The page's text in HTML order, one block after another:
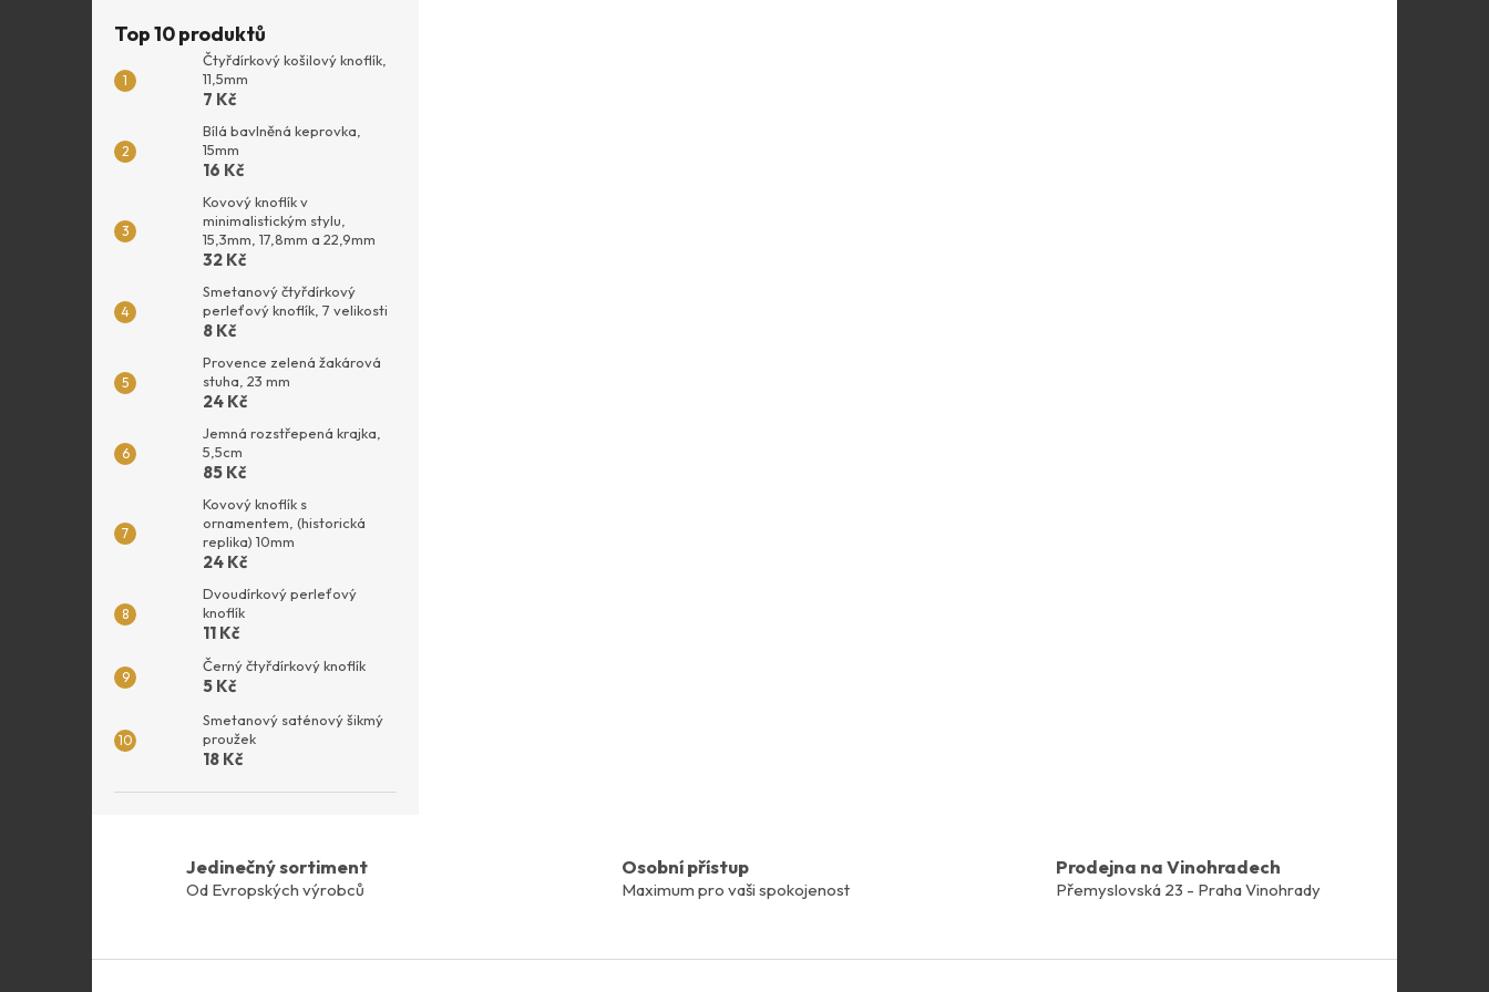
Top 10 produktů
Čtyřdírkový košilový knoflík,
11,5mm
7 Kč
Bílá bavlněná keprovka,
15mm
16 Kč
Kovový knoflík v
minimalistickým stylu,
15,3mm, 17,8mm a 22,9mm
32 Kč
Smetanový čtyřdírkový
perleťový knoflík, 7 velikosti
8 Kč
Provence zelená žakárová
stuha, 23 mm
24 Kč
Jemná rozstřepená krajka,
5,5cm
85 Kč
Kovový knoflík s
ornamentem, (historická
replika) 10mm
24 Kč
Dvoudírkový perleťový
knoflík
11 Kč
Černý čtyřdírkový knoflík
5 Kč
Smetanový saténový šikmý
proužek
18 Kč
Jedinečný sortiment
Od Evropských výrobců
Osobní přístup
Maximum pro vaši spokojenost
Prodejna na Vinohradech
Přemyslovská 23 - Praha Vinohrady